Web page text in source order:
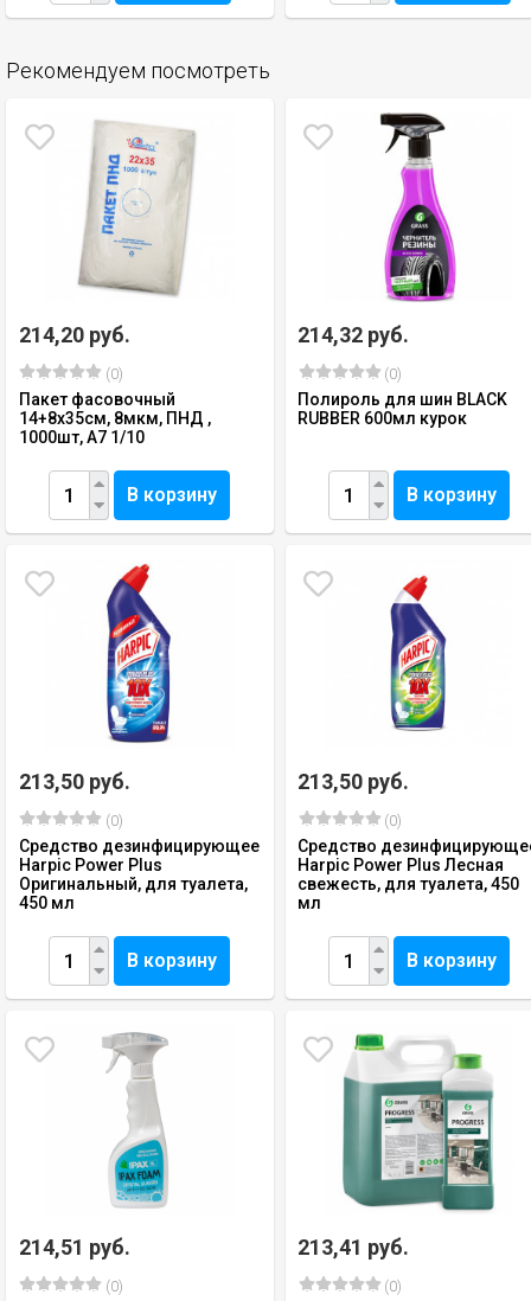
Рекомендуем посмотреть
214,20 руб.
(0)
Пакет фасовочный
14+8х35см, 8мкм, ПНД ,
1000шт, А7 1/10
В корзину
214,32 руб.
(0)
Полироль для шин BLACK
RUBBER 600мл курок
В корзину
213,50 руб.
(0)
Средство дезинфицирующее
Harpic Power Plus
Оригинальный, для туалета,
450 мл
В корзину
213,50 руб.
(0)
Средство
Harpic Power Plus Лесная
свежесть, для туалета, 450
мл
В корзину
214,51 руб.
(0)
213,41 руб.
(0)